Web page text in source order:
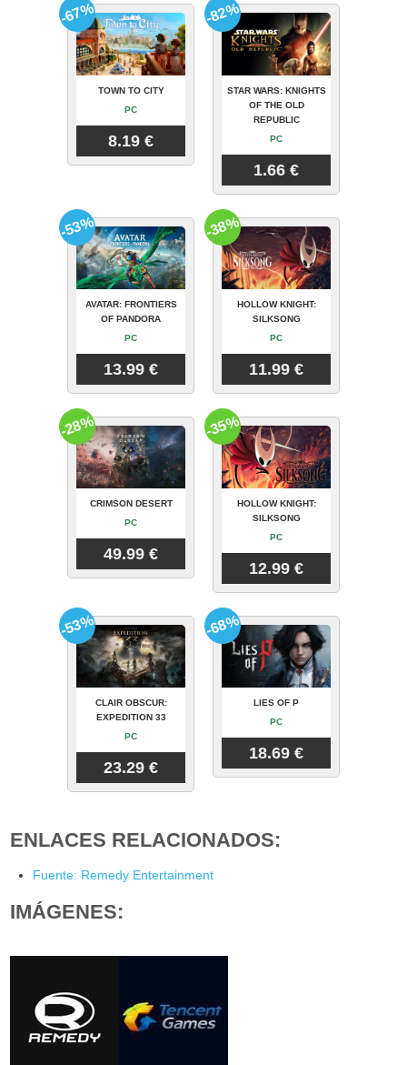
TOWN TO CITY
PC
8.19 €
-67%
STAR WARS: KNIGHTS
OF THE OLD
REPUBLIC
PC
1.66 €
-82%
AVATAR: FRONTIERS
OF PANDORA
PC
13.99 €
-53%
HOLLOW KNIGHT:
SILKSONG
PC
11.99 €
-38%
CRIMSON DESERT
PC
49.99 €
-28%
HOLLOW KNIGHT:
SILKSONG
PC
12.99 €
-35%
CLAIR OBSCUR:
EXPEDITION 33
PC
23.29 €
-53%
LIES OF P
PC
18.69 €
-68%
ENLACES RELACIONADOS:
Fuente: Remedy Entertainment
IMÁGENES: